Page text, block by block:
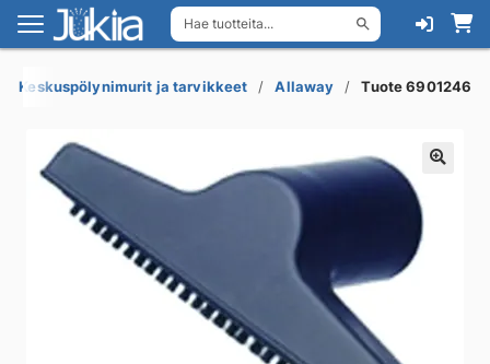
Hae tuotteita...
Siirry
navigointiin
Siirry
sisältöön
Keskuspölynimurit ja tarvikkeet Allaway Tuote 6901246